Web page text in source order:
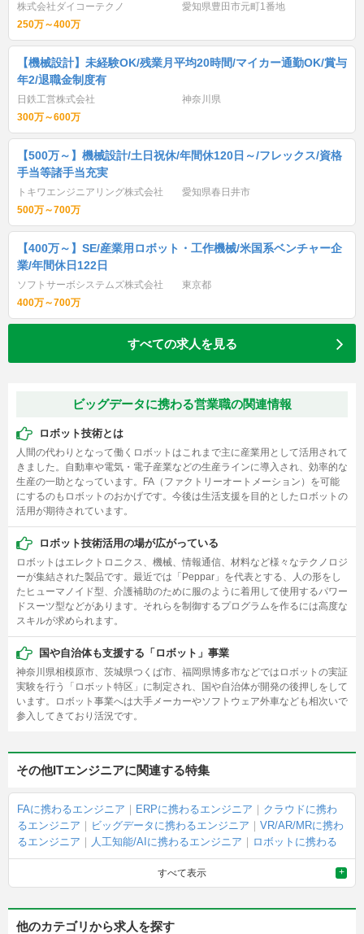
株式会社ダイコーテクノ
愛知県豊田市元町1番地
250万～400万
【機械設計】未経験OK/残業月平均20時間/マイカー通勤OK/賞与
年2/退職金制度有
日鉄工営株式会社
神奈川県
300万～600万
【500万～】機械設計/土日祝休/年間休120日～/フレックス/資格
手当等諸手当充実
トキワエンジニアリング株式会社
愛知県春日井市
500万～700万
【400万～】SE/産業用ロボット・工作機械/米国系ベンチャー企
業/年間休日122日
ソフトサーボシステムズ株式会社
東京都
400万～700万
すべての求人を見る
ビッグデータに携わる営業職の関連情報
ロボット技術とは
人間の代わりとなって働くロボットはこれまで主に産業用として活用されて
きました。自動車や電気・電子産業などの生産ラインに導入され、効率的な
生産の一助となっています。FA（ファクトリーオートメーション）を可能
にするのもロボットのおかげです。今後は生活支援を目的としたロボットの
活用が期待されています。
ロボット技術活用の場が広がっている
ロボットはエレクトロニクス、機械、情報通信、材料など様々なテクノロジ
ーが集結された製品です。最近では「Peppar」を代表とする、人の形をし
たヒューマノイド型、介護補助のために服のように着用して使用するパワー
ドスーツ型などがあります。それらを制御するプログラムを作るには高度な
スキルが求められます。
国や自治体も支援する「ロボット」事業
神奈川県相模原市、茨城県つくば市、福岡県博多市などではロボットの実証
実験を行う「ロボット特区」に制定され、国や自治体が開発の後押しをして
います。ロボット事業へは大手メーカーやソフトウェア外車なども相次いで
参入してきており活況です。
その他ITエンジニアに関連する特集
FAに携わるエンジニア ERPに携わるエンジニア
クラウドに携わ
るエンジニア
ビッグデータに携わるエンジニア
VR/AR/MRに携わ
るエンジニア
人工知能/AIに携わるエンジニア
ロボットに携わる
エンジニア
自動運転に携わるエンジニア
Amazon Web Service
Salesforce（セールスフォース）に携
わるエンジニア
Oracleに携わるエンジニア
SAPに携わるエンジニ
ア
Fintechに携わるエンジニア ゲームに携わるエンジニア
情報
セキュリティに携わるエンジニア
すべて表示
他のカテゴリから求人を探す